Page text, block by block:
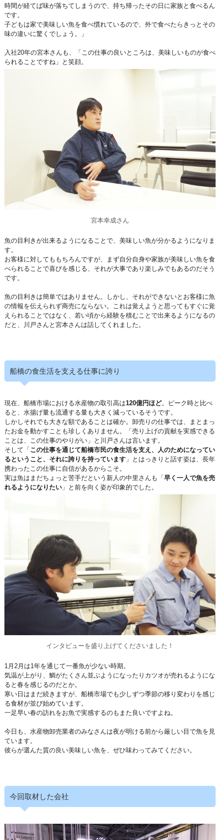
時間が経てば味が落ちてしまうので、持ち帰ったその日に家族と食べるん
です。
子どもは家で美味しい魚を食べ慣れているので、外で食べたらきっとその
味の違いに驚くでしょう。」
入社20年の宮本さんも、「この仕事の良いところは、美味しいものが食べ
られることですね」と笑顔。
宮本幸成さん
魚の目利きが出来るようになることで、美味しい魚が分かるようになりま
す。
お客様に対してももちろんですが、まず自分自身や家族が美味しい魚を食
べられることで喜びを感じる、それが大事であり楽しみでもあるのだそう
です。
魚の目利きは簡単ではありません。しかし、それができないとお客様に魚
の情報を伝えられず商売にならない。これは覚えようと思ってもすぐに覚
えられることではなく、若い頃から経験を積むことで出来るようになるの
だと、川戸さんと宮本さんは話してくれました。
船橋の食生活を支える仕事に誇り
現在、船橋市場における水産物の取引高は120億円ほど。ピーク時と比べ
ると、水揚げ量も流通する量も大きく減っているそうです。
しかしそれでも大きな額であることは確か。卸売りの仕事では、まとまっ
たお金を動かすことも珍しくありません。「売り上げの貢献を実感できる
ことは、この仕事のやりがい」と川戸さんは言います。
そして「この仕事を通じて船橋市民の食生活を支え、人のためになってい
るということ、それに誇りを持っています」とはっきりと話す姿は、長年
携わったこの仕事に自信があるからこそ。
実は魚はまだちょっと苦手だという新人の中里さんも「早く一人で魚を売
れるようになりたい」と前を向く姿が印象的でした。
インタビューを盛り上げてくださいました！
1月2月は1年を通じて一番魚が少ない時期。
気温が上がり、鯛がたくさん並ぶようになったりカツオが売れるようにな
ると春を感じるのだとか。
寒い日はまだ続きますが、船橋市場でも少しずつ季節の移り変わりを感じ
る食材が並び始めています。
一足早い春の訪れをお魚で実感するのもまた良いですよね。
今日も、水産物卸売業者のみなさんは夜が明ける前から厳しい目で魚を見
ています。
彼らが選んた質の良い美味しい魚を、ぜひ味わってみてください。
今回取材した会社